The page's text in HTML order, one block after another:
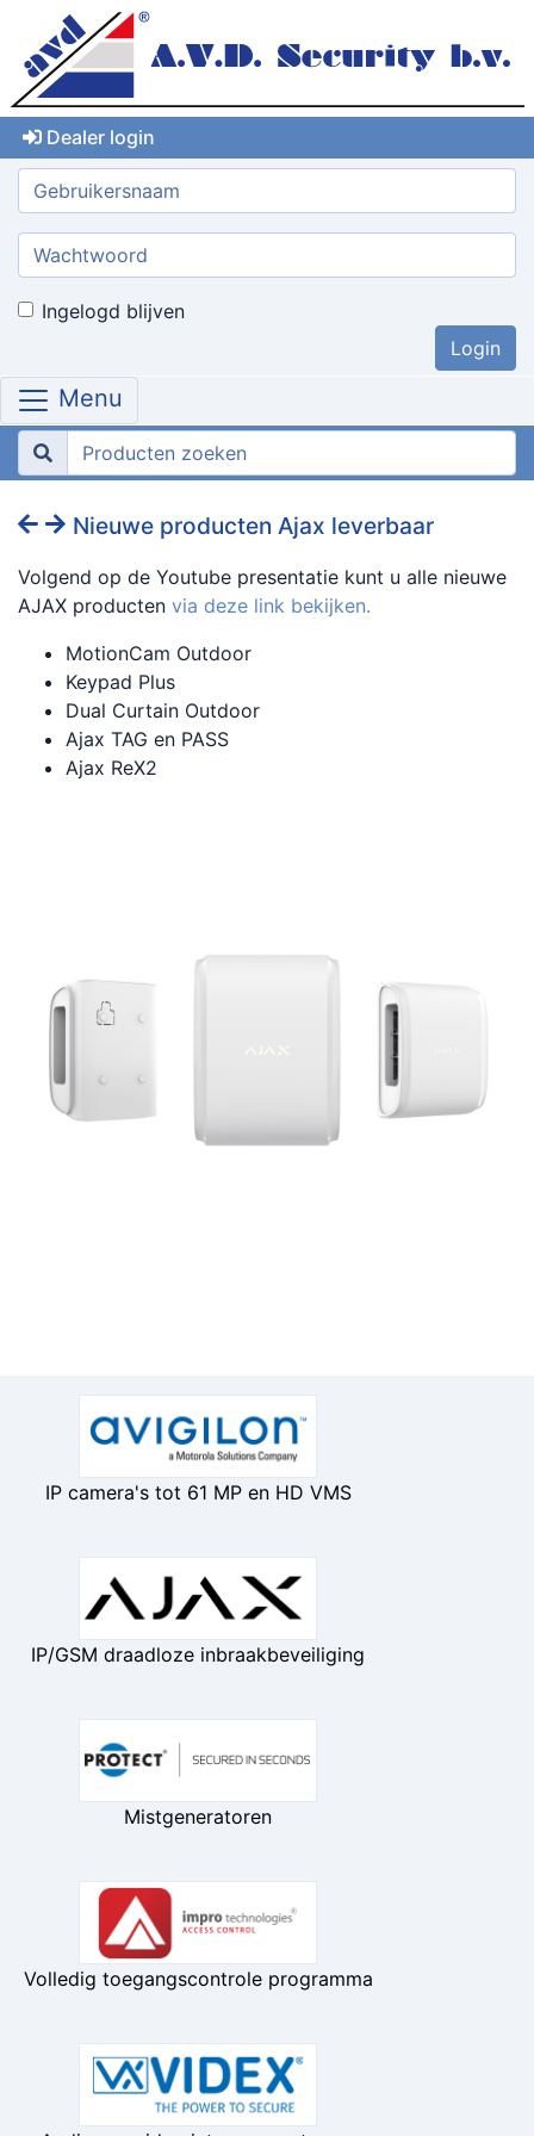
Dealer login
Gebruikersnaam:
Wachtwoord:
Ingelogd blijven
Menu
Nieuwe producten Ajax leverbaar
Volgend op de Youtube presentatie kunt u alle nieuwe
AJAX producten via deze link bekijken.
MotionCam Outdoor
Keypad Plus
Dual Curtain Outdoor
Ajax TAG en PASS
Ajax ReX2
IP camera's tot 61 MP en HD VMS
IP/GSM draadloze inbraakbeveiliging
Mistgeneratoren
Volledig toegangscontrole programma